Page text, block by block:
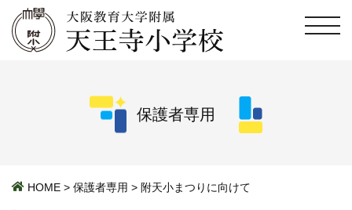
保護者専用
HOME > 保護者専用 > 附天小まつりに向けて